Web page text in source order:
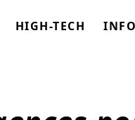
HIGH-TECH